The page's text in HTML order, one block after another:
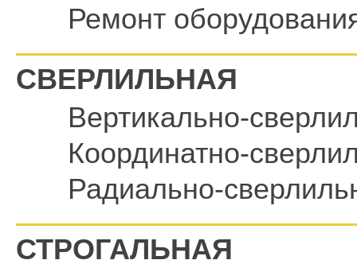
Ремонт
СВЕРЛИЛЬНАЯ
Вертикально-
Координатно-
Радиально-
СТРОГАЛЬНАЯ